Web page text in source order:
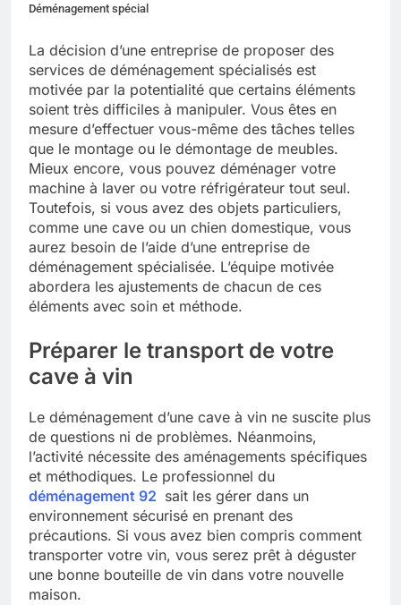
Déménagement spécial
La décision d’une entreprise de proposer des
services de déménagement spécialisés est
motivée par la potentialité que certains éléments
soient très difficiles à manipuler. Vous êtes en
mesure d’effectuer vous-même des tâches telles
que le montage ou le démontage de meubles.
Mieux encore, vous pouvez déménager votre
machine à laver ou votre réfrigérateur tout seul.
Toutefois, si vous avez des objets particuliers,
comme une cave ou un chien domestique, vous
aurez besoin de l’aide d’une entreprise de
déménagement spécialisée. L’équipe motivée
abordera les ajustements de chacun de ces
éléments avec soin et méthode.
Préparer le transport de votre
cave à vin
Le déménagement d’une cave à vin ne suscite plus
de questions ni de problèmes. Néanmoins,
l’activité nécessite des aménagements spécifiques
et méthodiques. Le professionnel du
déménagement 92 sait les gérer dans un
environnement sécurisé en prenant des
précautions. Si vous avez bien compris comment
transporter votre vin, vous serez prêt à déguster
une bonne bouteille de vin dans votre nouvelle
maison.